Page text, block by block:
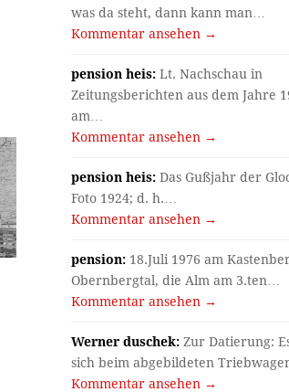
was da steht, dann kann man…
Kommentar ansehen →
pension heis: Lt. Nachschau in
Zeitungsberichten aus dem Jahre
am…
Kommentar ansehen →
pension heis: Das Gußjahr der
Foto 1924; d. h.…
Kommentar ansehen →
pension: 18.Juli 1976 am
Obernbergtal, die Alm am 3.ten…
Kommentar ansehen →
Werner duschek: Zur Datierung:
sich beim abgebildeten
Kommentar ansehen →